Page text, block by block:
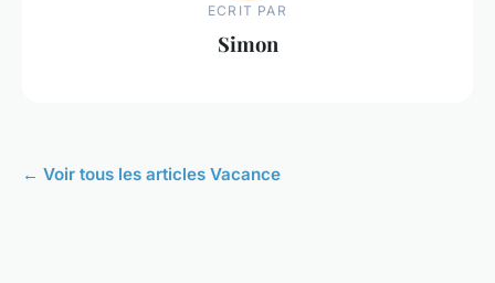
ECRIT PAR
Simon
← Voir tous les articles Vacance